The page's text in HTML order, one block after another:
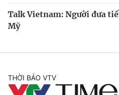
Talk Vietnam: Người đưa
Mỹ
THỜI BÁO VTV